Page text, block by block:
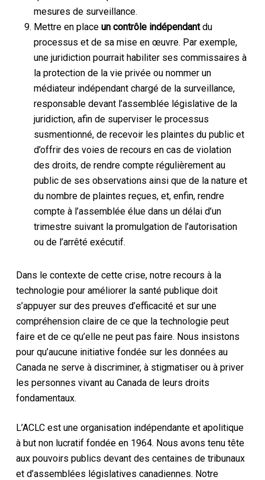
mesures de surveillance.
Mettre en place un contrôle indépendantdu
processus et de sa mise en œuvre. Par exemple,
une juridiction pourrait habiliter ses commissaires à
la protection de la vie privée ou nommer un
médiateur indépendant chargé de la surveillance,
responsable devant l’assemblée législative de la
juridiction, afin de superviser le processus
susmentionné, de recevoir les plaintes du public et
d’offrir des voies de recours en cas de violation
des droits, de rendre compte régulièrement au
public de ses observations ainsi que de la nature et
du nombre de plaintes reçues, et, enfin, rendre
compte à l’assemblée élue dans un délai d’un
trimestre suivant la promulgation de l’autorisation
ou de l’arrêté exécutif.
Dans le contexte de cette crise, notre recours à la
technologie pour améliorer la santé publique doit
s’appuyer sur des preuves d’efficacité et sur une
compréhension claire de ce que la technologie peut
faire et de ce qu’elle ne peut pas faire. Nous insistons
pour qu’aucune initiative fondée sur les données au
Canada ne serve à discriminer, à stigmatiser ou à priver
les personnes vivant au Canada de leurs droits
fondamentaux.
L’ACLC est une organisation indépendante et apolitique
à but non lucratif fondée en 1964. Nous avons tenu tête
aux pouvoirs publics devant des centaines de tribunaux
et d’assemblées législatives canadiennes. Notre